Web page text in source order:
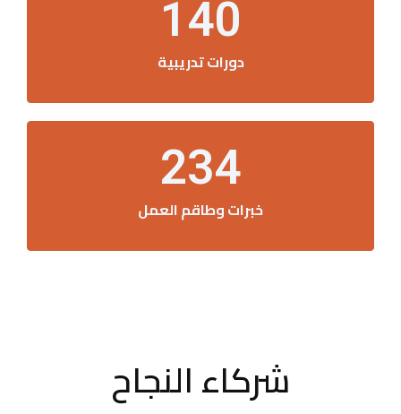
دورات تدريبية
140
خبرات وطاقم العمل
234
شركاء النجاح